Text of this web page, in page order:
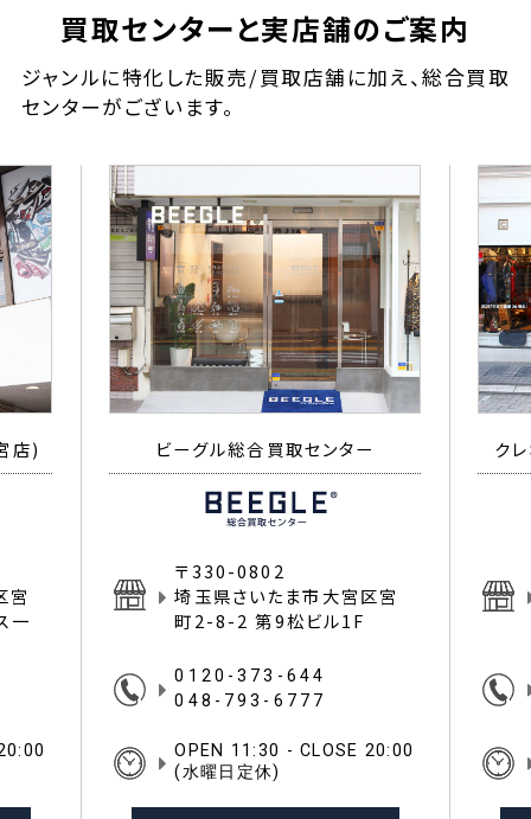
買取センターと実店舗のご案内
ジャンルに特化した販売/買取店舗に加え、総合買取
センターがございます。
店)
宮
一
ビーグル総合買取センター
〒330-0802
埼玉県さいたま市大宮区宮
町2-8-2 第9松ビル1F
0120-373-644
048-793-6777
OPEN 11:30 - CLOSE 20:00
(水曜日定休)
ク